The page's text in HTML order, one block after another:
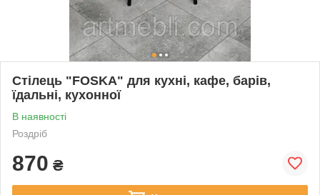
Стілець "FOSKA" для кухні, кафе, барів,
їдальні, кухонної
В наявності
Роздріб
870 ₴